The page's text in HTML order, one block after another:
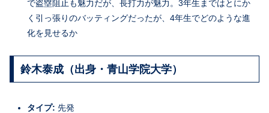
で盗塁阻止も魅力だが、長打力が魅力。3年生まではとにか
く引っ張りのバッティングだったが、4年生でどのような進
化を見せるか
鈴木泰成（出身・青山学院大学）
タイプ: 先発